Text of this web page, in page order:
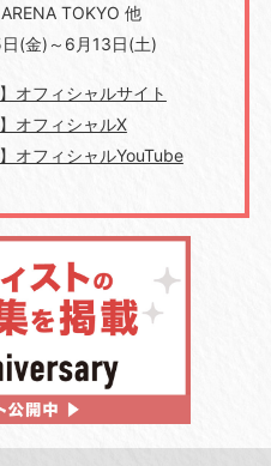
TOKYO 他
(金)～6月13日(土)
オフィシャルサイト
オフィシャルX
オフィシャルYouTube